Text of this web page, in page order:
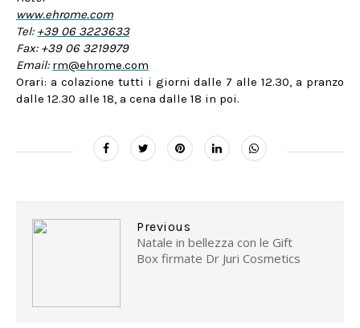
www.ehrome.com
Tel: +39 06 3223633
Fax: +39 06 3219979
Email: rm@ehrome.com
Orari: a colazione tutti i giorni dalle 7 alle 12.30, a pranzo
dalle 12.30 alle 18, a cena dalle 18 in poi.
Previous
Natale in bellezza con le Gift
Box firmate Dr Juri Cosmetics